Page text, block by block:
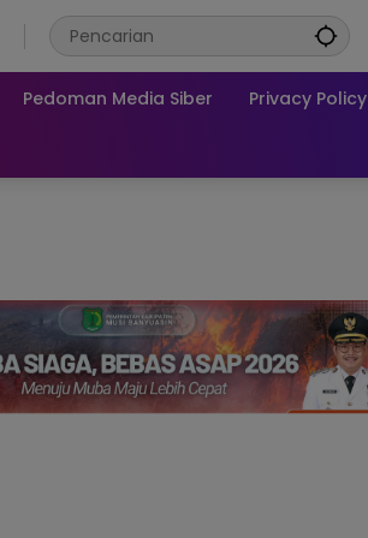
Pedoman Media Siber Privacy Policy